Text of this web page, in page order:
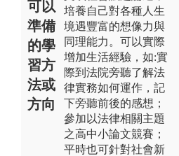
可以
準備
的學
習方
法或
方向
培養自己對各種人生
境遇豐富的想像力與
同理能力。可以實際
增加生活經驗，如:實
際到法院旁聽了解法
律實務如何運作，記
下旁聽前後的感想；
參加以法律相關主題
之高中小論文競賽；
平時也可針對社會新